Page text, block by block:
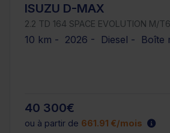
ISUZU D-MAX
2.2 TD 164 SPACE EVOLUTION M/T6
10 km - 2026 - Diesel - Boîte
40 300€
ou à partir de 661.91 €/mois